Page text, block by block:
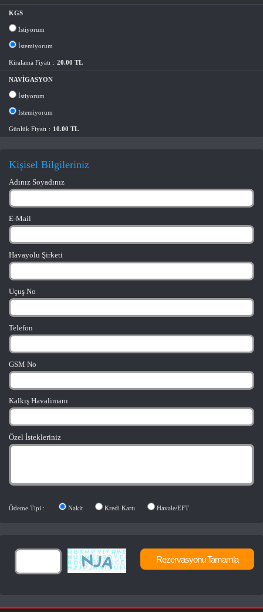
KGS
İstiyorum
İstemiyorum
Kiralama Fiyatı : 20.00 TL
NAVİGASYON
İstiyorum
İstemiyorum
Günlük Fiyatı : 10.00 TL
Kişisel Bilgileriniz
Adınız Soyadınız
E-Mail
Havayolu Şirketi
Uçuş No
Telefon
GSM No
Kalkış Havalimanı
Özel İstekleriniz
Ödeme Tipi : Nakit Kredi Kartı Havale/EFT